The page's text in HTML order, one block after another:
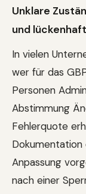
Unklare
und
In vielen
wer für das
Personen
Abstimmung
Fehlerquote
Dokumentation
Anpassung
nach einer